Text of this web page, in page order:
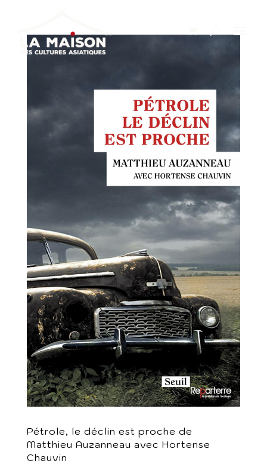
Pétrole, le déclin est proche de
Matthieu Auzanneau avec Hortense
Chauvin